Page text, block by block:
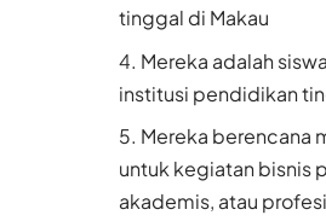
tinggal di Makau
Mereka adalah
institusi pendidikan
Mereka berencana
untuk kegiatan bisnis
akademis, atau